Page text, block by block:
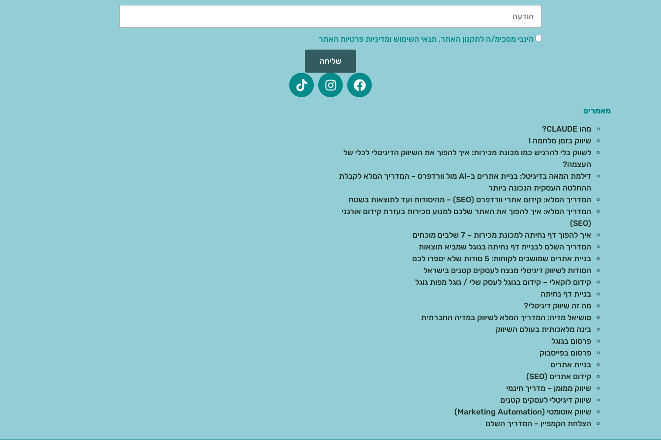
הינני מסכימ/ה לתקנון האתר, תנאי השימוש ומדיניות פרטיות האתר
שליחה
מאמרים
מהו CLAUDE?
שיווק בזמן מלחמה !
לשווק בלי להרגיש כמו מכונת מכירות: איך להפוך את השיווק הדיגיטלי לכלי של
העצמה?
דילמת המאה בדיגיטל: בניית אתרים ב-AI מול וורדפרס – המדריך המלא לקבלת
ההחלטה העסקית הנכונה ביותר
המדריך המלא: קידום אתרי וורדפרס (SEO) – מהיסודות ועד לתוצאות בשטח
המדריך המלא: איך להפוך את האתר שלכם למנוע מכירות בעזרת קידום אורגני
(SEO)
איך להפוך דף נחיתה למכונת מכירות – 7 שלבים מוכחים
המדריך השלם לבניית דף נחיתה בגוגל שמביא תוצאות
בניית אתרים שמושכים לקוחות: 5 סודות שלא יספרו לכם
הסודות לשיווק דיגיטלי מנצח לעסקים קטנים בישראל
קידום לוקאלי – קידום בגוגל לעסק שלי / גוגל מפות גוגל
בניית דף נחיתה
מה זה שיווק דיגיטלי?
סושיאל מדיה: המדריך המלא לשיווק במדיה החברתית
בינה מלאכותית בעולם השיווק
פרסום בגוגל
פרסום בפייסבוק
בניית אתרים
קידום אתרים (SEO)
שיווק ממומן – מדריך חינמי
שיווק דיגיטלי לעסקים קטנים
שיווק אוטומטי (Marketing Automation)
הצלחת הקמפיין – המדריך השלם